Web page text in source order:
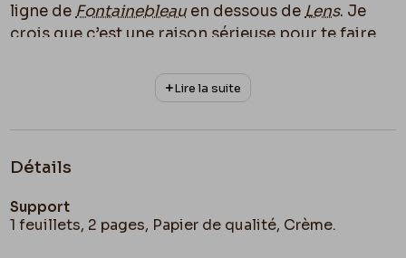
ligne de Fontainebleauen dessous de Lens. Je
crois que c’est une raison sérieuse pour te faire
avis. Cela ne manque pas de talent au contraire il
vues photographiques
fautdes caractères pour illustrerune étude de
Lire la suite
Détails
Support
1 feuillets, 2 pages, Papier de qualité, Crème.